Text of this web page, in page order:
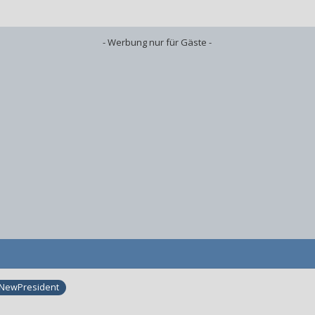
- Werbung nur für Gäste -